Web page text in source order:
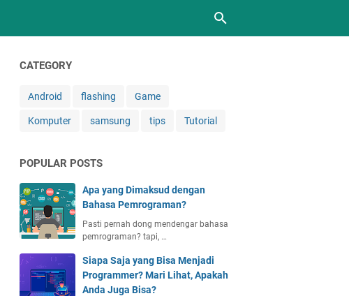
CATEGORY
Android flashing Game
Komputer samsung tips Tutorial
POPULAR POSTS
Apa yang Dimaksud dengan
Bahasa Pemrograman?
Pasti pernah dong mendengar bahasa
pemrograman? tapi, …
Siapa Saja yang Bisa Menjadi
Programmer? Mari Lihat, Apakah
Anda Juga Bisa?